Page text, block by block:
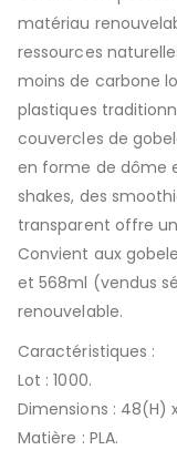
matériau
ressources
moins de carbone
plastiques
couvercles de
en forme de dôme
shakes, des
transparent offre
Convient aux
et 568ml (vendus
renouvelable.
Caractéristiques :
Lot : 1000.
Dimensions : 48(H)
Matière : PLA.